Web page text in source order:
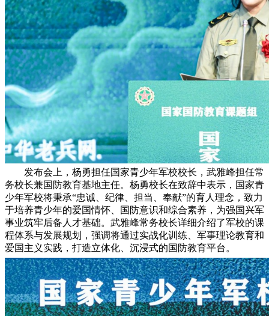
发布会上，杨勇担任国家青少年军校校长，武雅峰担任常
务校长兼国防教育基地主任。杨勇校长在致辞中表示，国家青
少年军校将秉承“忠诚、纪律、担当、奉献”的育人理念，致力
于培养青少年的爱国情怀、国防意识和综合素养，为强国兴军
事业筑牢后备人才基础。武雅峰常务校长详细介绍了军校的课
程体系与发展规划，强调将通过实战化训练、军事理论教育和
爱国主义实践，打造立体化、沉浸式的国防教育平台。